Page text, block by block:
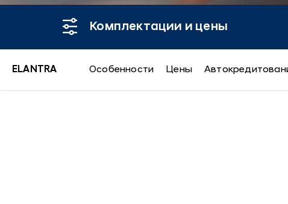
ELANTRA
Комплектации и цены
ELANTRA Особенности Цены